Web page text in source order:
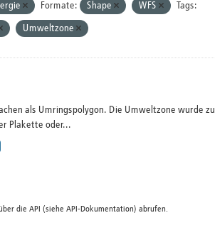
Formate: Shape WFS Tags:
Umweltzone
als Umringspolygon. Die Umweltzone wurde
Plakette oder...
die API (siehe API-Dokumentation) abrufen.